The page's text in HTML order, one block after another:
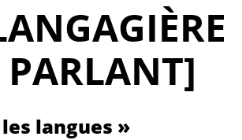
PARLANT]
langues »